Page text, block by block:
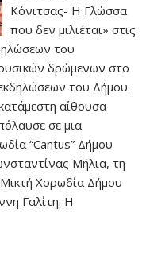
Κόνιτσας- Η Γλώσσα
που δεν μιλιέται» στις
του
δρώμενων στο
του Δήμου.
αίθουσα
σε μια
“Cantus” Δήμου
Μήλια, τη
Χορωδία Δήμου
Γαλίτη. Η